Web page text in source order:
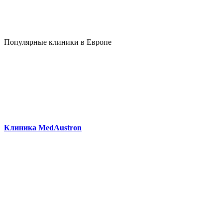
Популярные клиники в Европе
Клиника MedAustron